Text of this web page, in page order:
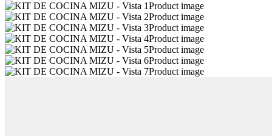
Product image
Product image
Product image
Product image
Product image
Product image
Product image